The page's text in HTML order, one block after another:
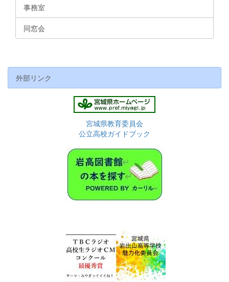
事務室
同窓会
外部リンク
宮城県教育委員会
公立高校ガイドブック